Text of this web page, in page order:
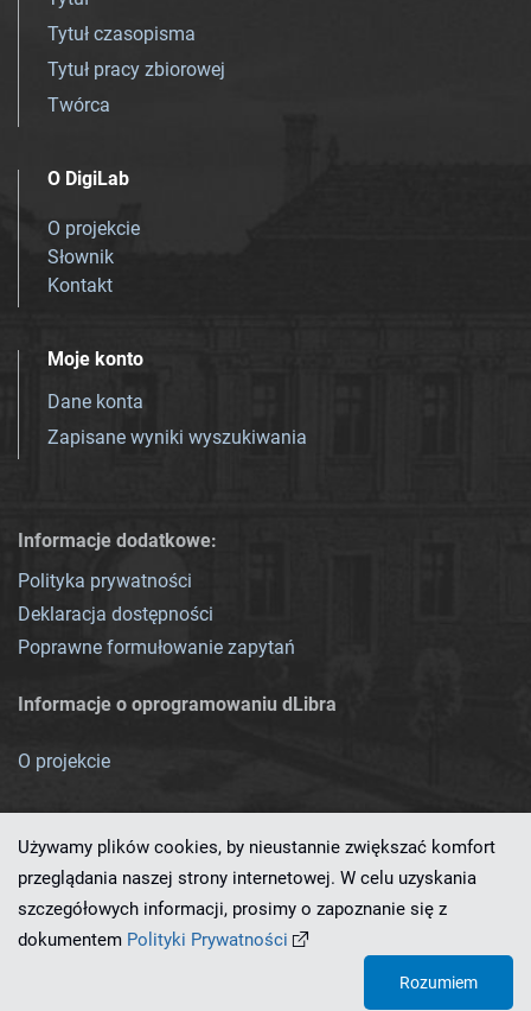
Tytuł czasopisma
Tytuł pracy zbiorowej
Twórca
O DigiLab
O projekcie
Słownik
Kontakt
Moje konto
Dane konta
Zapisane wyniki wyszukiwania
Informacje dodatkowe:
Polityka prywatności
Deklaracja dostępności
Poprawne formułowanie zapytań
Informacje o oprogramowaniu dLibra
O projekcie
Ten serwis działa dzięki oprogramowaniu
Używamy plików cookies, by nieustannie zwiększać komfort
przeglądania naszej strony internetowej. W celu uzyskania
szczegółowych informacji, prosimy o zapoznanie się z
dokumentem Polityki Prywatności
Rozumiem